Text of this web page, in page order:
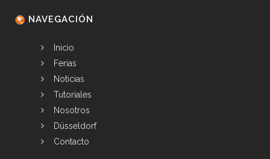
NAVEGACIÓN
Inicio
Ferias
Noticias
Tutoriales
Nosotros
Düsseldorf
Contacto